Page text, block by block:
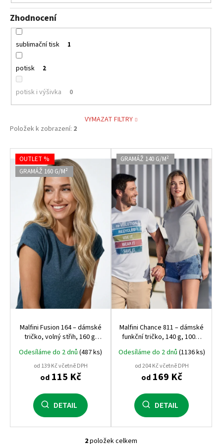
Zhodnocení
sublimační tisk 1
potisk 2
potisk i výšivka 0
VYMAZAT FILTRY
Položek k zobrazení: 2
V
ý
p
ů
OUTLET %
GRAMÁŽ 160 G/M²
Malfini Fusion 164 – dámské
tričko, volný střih, 160 g,
Odesíláme do 2 dnů (487 ks)
od 139 Kč včetně DPH
od115 Kč
DETAIL
GRAMÁŽ 140 G/M²
Malfini Chance 811 – dámské
funkční tričko, 140 g, 100%
polyester, sportovní volný
střih, kimonové rukávy
Odesíláme do 2 dnů (1136 ks)
od 204 Kč včetně DPH
od169 Kč
DETAIL
2položek celkem